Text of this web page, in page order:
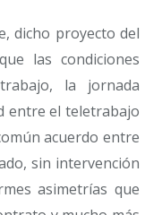
dicho proyecto del
las condiciones
la jornada
entre el teletrabajo
acuerdo entre
sin intervención
asimetrías que